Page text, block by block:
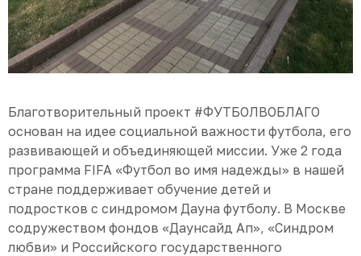
Благотворительный проект #ФУТБОЛВОБЛАГО
основан на идее социальной важности футбола, его
развивающей и объединяющей миссии. Уже 2 года
программа FIFA «Футбол во имя надежды» в нашей
стране поддерживает обучение детей и
подростков с синдромом Дауна футболу. В Москве
содружеством фондов «Даунсайд Ап», «Синдром
любви» и Российского государственного